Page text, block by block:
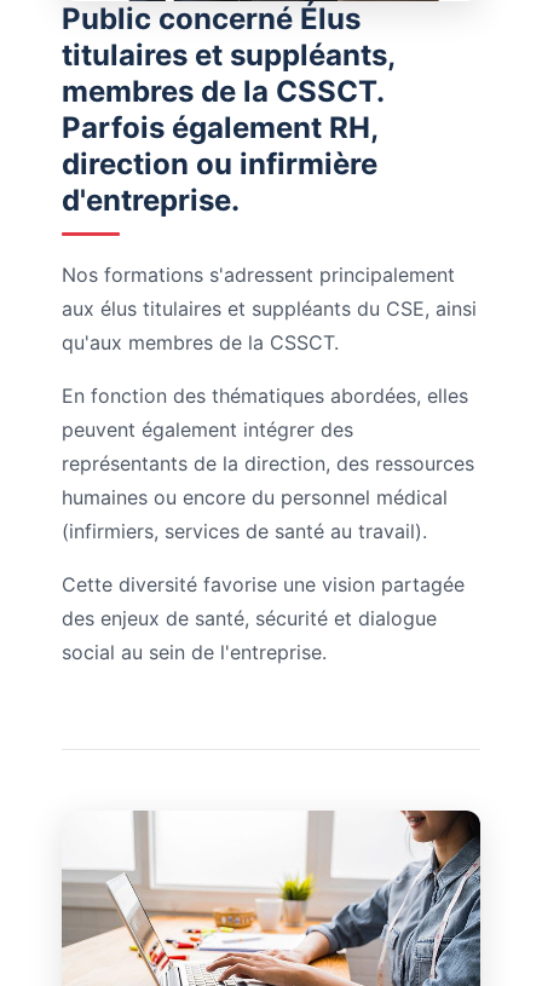
Public concerné Élus
titulaires et suppléants,
membres de la CSSCT.
Parfois également RH,
direction ou infirmière
d'entreprise.
Nos formations s'adressent principalement
aux élus titulaires et suppléants du CSE, ainsi
qu'aux membres de la CSSCT.
En fonction des thématiques abordées, elles
peuvent également intégrer des
représentants de la direction, des ressources
humaines ou encore du personnel médical
(infirmiers, services de santé au travail).
Cette diversité favorise une vision partagée
des enjeux de santé, sécurité et dialogue
social au sein de l'entreprise.